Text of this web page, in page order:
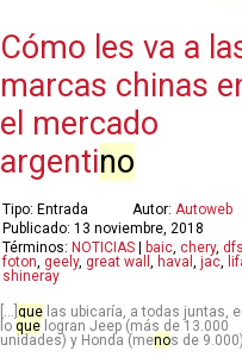
Cómo les va a
marcas chinas
el mercado
argentino
Tipo: Entrada Autor: Autoweb
Publicado: 13 noviembre, 2018
Términos: NOTICIAS| baic, chery,
foton geely, great wall haval jac,
shineray
quelas ubicaría, a todas juntas,
lo quelogran Jeep (más de 13.000
unidades) y Honda (menos de